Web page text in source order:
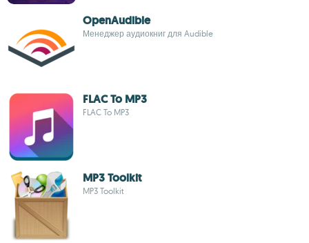
OpenAudible
Менеджер аудиокниг для Audible
FLAC To MP3
FLAC To MP3
MP3 Toolkit
MP3 Toolkit